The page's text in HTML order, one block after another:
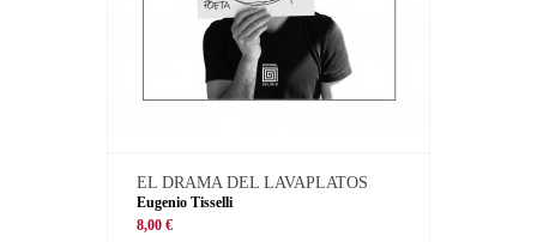
EL DRAMA DEL LAVAPLATOS
Eugenio Tisselli
8,00 €